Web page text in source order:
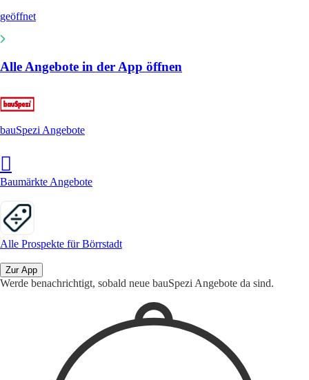
geöffnet
Alle Angebote in der App öffnen
bauSpezi Angebote
Baumärkte Angebote
Alle Prospekte für Börrstadt
Zur App
Werde benachrichtigt, sobald neue bauSpezi Angebote da sind.